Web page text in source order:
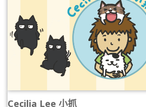
Cecilia Lee 小抓